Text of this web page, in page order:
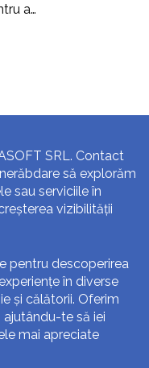
a…
SRL. Contact
să explorăm
sau serviciile în
vizibilității
pentru descoperirea
în diverse
și călătorii. Oferim
te să iei
mai apreciate